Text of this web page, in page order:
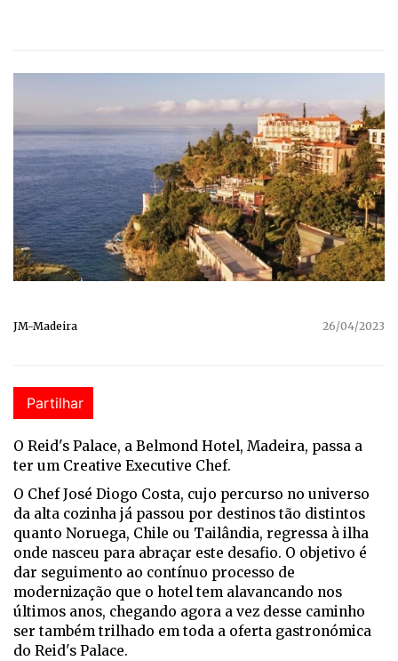
JM-Madeira 26/04/2023
Partilhar
O Reid's Palace, a Belmond Hotel, Madeira, passa a
ter um Creative Executive Chef.
O Chef José Diogo Costa, cujo percurso no universo
da alta cozinha já passou por destinos tão distintos
quanto Noruega, Chile ou Tailândia, regressa à ilha
onde nasceu para abraçar este desafio. O objetivo é
dar seguimento ao contínuo processo de
modernização que o hotel tem alavancando nos
últimos anos, chegando agora a vez desse caminho
ser também trilhado em toda a oferta gastronómica
do Reid's Palace.